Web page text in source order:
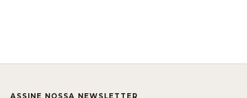
ASSINE NOSSA NEWSLETTER